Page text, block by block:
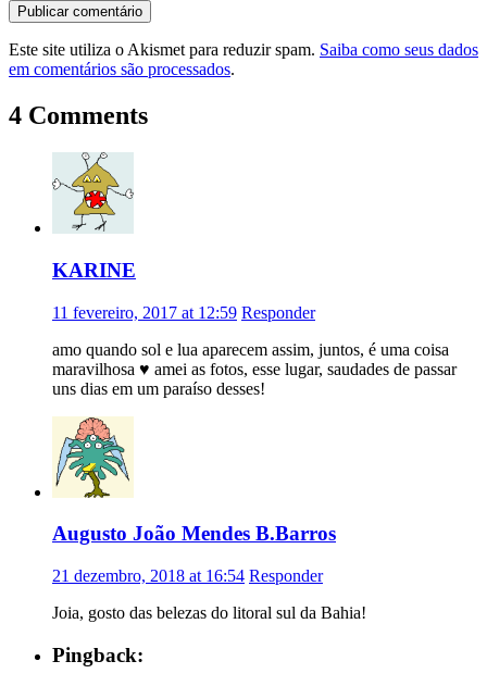
Este site utiliza o Akismet para reduzir spam. Saiba como seus dados
em comentários são processados.
4 Comments
KARINE
11 fevereiro, 2017 at 12:59 Responder
amo quando sol e lua aparecem assim, juntos, é uma coisa
maravilhosa ♥ amei as fotos, esse lugar, saudades de passar
uns dias em um paraíso desses!
Augusto João Mendes B.Barros
21 dezembro, 2018 at 16:54 Responder
Joia, gosto das belezas do litoral sul da Bahia!
Pingback: